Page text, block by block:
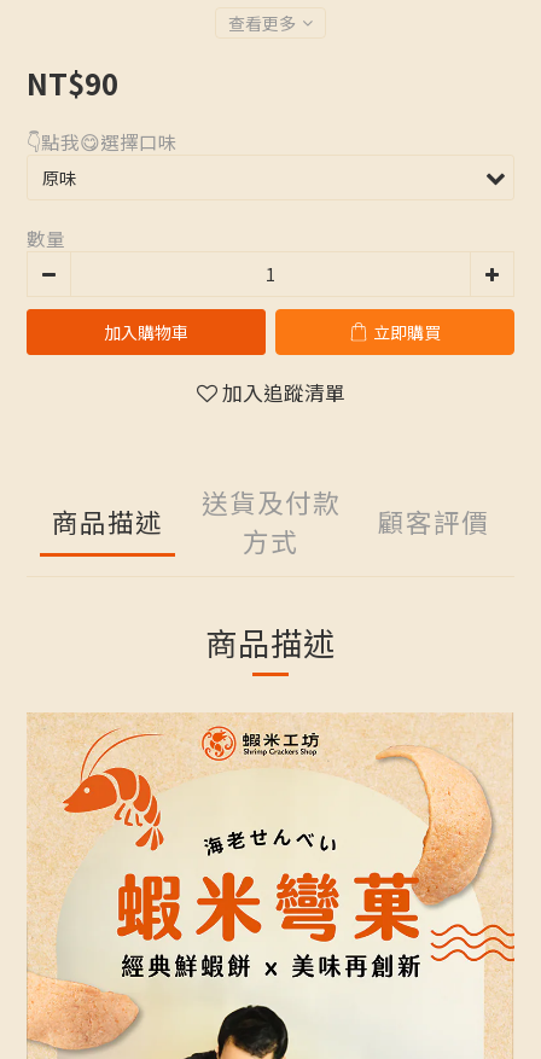
查看更多
NT$90
👇點我😋選擇口味
數量
加入購物車 立即購買
加入追蹤清單
商品描述
送貨及付款
方式
顧客評價
商品描述